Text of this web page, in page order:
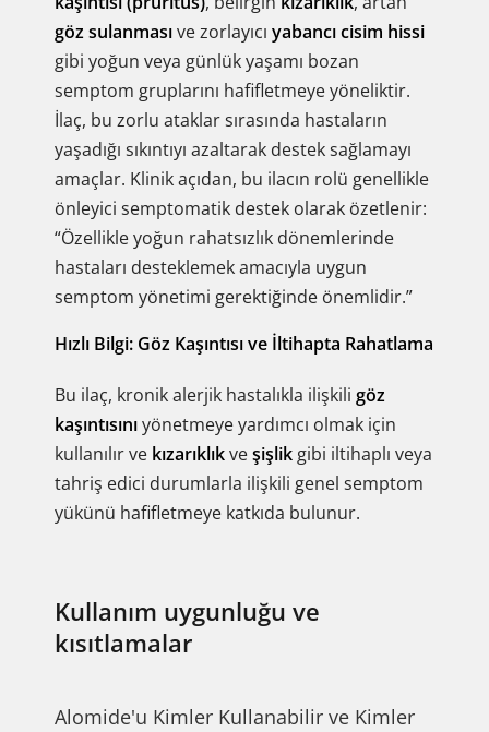
göz sulanmasıve zorlayıcı yabancı cisim hissi
gibi yoğun veya günlük yaşamı bozan
semptom gruplarını hafifletmeye yöneliktir.
İlaç, bu zorlu ataklar sırasında hastaların
yaşadığı sıkıntıyı azaltarak destek sağlamayı
amaçlar. Klinik açıdan, bu ilacın rolü genellikle
önleyici semptomatik destek olarak özetlenir:
“Özellikle yoğun rahatsızlık dönemlerinde
hastaları desteklemek amacıyla uygun
semptom yönetimi gerektiğinde önemlidir.”
Hızlı Bilgi: Göz Kaşıntısı ve İltihapta Rahatlama
Bu ilaç, kronik alerjik hastalıkla ilişkili göz
kaşıntısınıyönetmeye yardımcı olmak için
kullanılır ve kızarıklıkveşişlik gibi iltihaplı veya
tahriş edici durumlarla ilişkili genel semptom
yükünü hafifletmeye katkıda bulunur.
Kullanım uygunluğu ve
kısıtlamalar
Alomide'u Kimler Kullanabilir ve Kimler